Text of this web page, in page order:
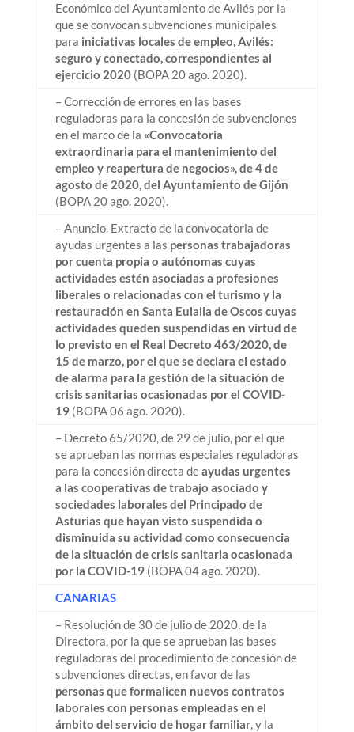
Económico del Ayuntamiento de Avilés por la
que se convocan subvenciones municipales
para iniciativas locales de empleo, Avilés:
seguro y conectado, correspondientes al
ejercicio 2020(BOPA 20 ago. 2020).
– Corrección de errores en las bases
reguladoras para la concesión de subvenciones
en el marco de la «Convocatoria
extraordinaria para el mantenimiento del
empleo y reapertura de negocios», de 4 de
agosto de 2020, del Ayuntamiento de Gijón
(BOPA 20 ago. 2020).
– Anuncio. Extracto de la convocatoria de
ayudas urgentes a las personas trabajadoras
por cuenta propia o autónomas cuyas
actividades estén asociadas a profesiones
liberales o relacionadas con el turismo y la
restauración en Santa Eulalia de Oscos cuyas
actividades queden suspendidas en virtud de
lo previsto en el Real Decreto 463/2020, de
15 de marzo, por el que se declara el estado
de alarma para la gestión de la situación de
crisis sanitarias ocasionadas por el COVID-
19(BOPA 06 ago. 2020).
– Decreto 65/2020, de 29 de julio, por el que
se aprueban las normas especiales reguladoras
para la concesión directa deayudas urgentes
a las cooperativas de trabajo asociado y
sociedades laborales del Principado de
Asturias que hayan visto suspendida o
disminuida su actividad como consecuencia
de la situación de crisis sanitaria ocasionada
por la COVID-19(BOPA 04 ago. 2020).
CANARIAS
– Resolución de 30 de julio de 2020, de la
Directora, por la que se aprueban las bases
reguladoras del procedimiento de concesión de
subvenciones directas, en favor de las
personas que formalicen nuevos contratos
laborales con personas empleadas en el
ámbito del servicio de hogar familiar, y la